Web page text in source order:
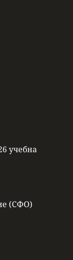
учебна
(СФО)